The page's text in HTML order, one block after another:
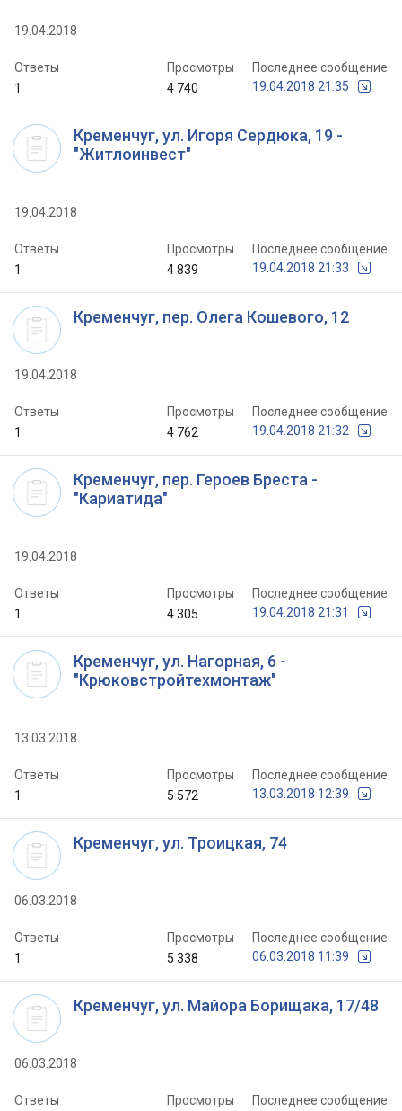
19.04.2018
Ответы
1
Просмотры
4 740
Последнее сообщение
19.04.2018 21:35
Кременчуг, ул. Игоря Сердюка, 19 -
"Житлоинвест"
19.04.2018
Ответы
1
Просмотры
4 839
Последнее сообщение
19.04.2018 21:33
Кременчуг, пер. Олега Кошевого, 12
19.04.2018
Ответы
1
Просмотры
4 762
Последнее сообщение
19.04.2018 21:32
Кременчуг, пер. Героев Бреста -
"Кариатида"
19.04.2018
Ответы
1
Просмотры
4 305
Последнее сообщение
19.04.2018 21:31
Кременчуг, ул. Нагорная, 6 -
"Крюковстройтехмонтаж"
13.03.2018
Ответы
1
Просмотры
5 572
Последнее сообщение
13.03.2018 12:39
Кременчуг, ул. Троицкая, 74
06.03.2018
Ответы
1
Просмотры
5 338
Последнее сообщение
06.03.2018 11:39
Кременчуг, ул. Майора Борищака, 17/48
06.03.2018
Ответы
Просмотры
Последнее сообщение